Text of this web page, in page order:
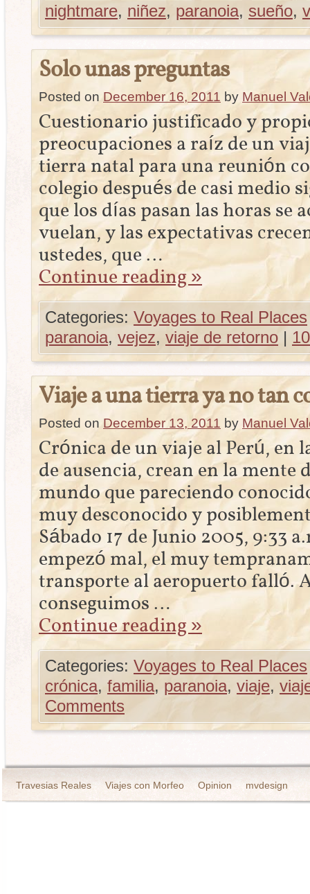
nightmare, niñez, paranoia, sueño,
Solo unas preguntas
Posted on December 16, 2011 by Manuel
Cuestionario justificado y
preocupaciones a raíz de un
tierra natal para una reunión
colegio después de casi medio
que los días pasan las horas se
vuelan, y las expectativas
ustedes, que …
Continue reading»
Categories: Voyages to Real Places
paranoia, vejez, viaje de retorno |
Viaje a una tierra ya no tan
Posted on December 13, 2011 by Manuel
Crónica de un viaje al Perú, en
de ausencia, crean en la mente
mundo que pareciendo
muy desconocido y
Sábado 17 de Junio 2005, 9:33
empezó mal, el muy
transporte al aeropuerto falló.
conseguimos …
Continue reading»
Categories: Voyages to Real Places
crónica, familia, paranoia, viaje,
Comments
Travesias Reales Viajes con Morfeo Opinion mvdesign